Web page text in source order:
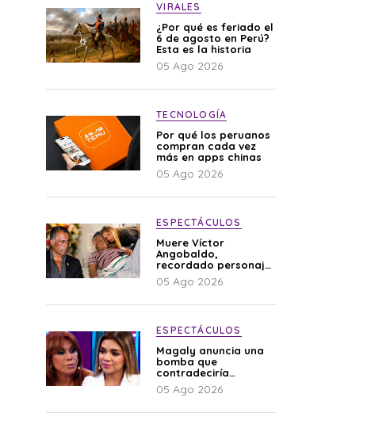
VIRALES
¿Por qué es feriado el
6 de agosto en Perú?
Esta es la historia
05 Ago 2026
TECNOLOGÍA
Por qué los peruanos
compran cada vez
más en apps chinas
05 Ago 2026
ESPECTÁCULOS
Muere Víctor
Angobaldo,
recordado personaje
de la farándula y
expareja de Shirley
05 Ago 2026
ESPECTÁCULOS
Magaly anuncia una
bomba que
contradeciría
comunicado de La
Bella Luz: “Hay un
05 Ago 2026